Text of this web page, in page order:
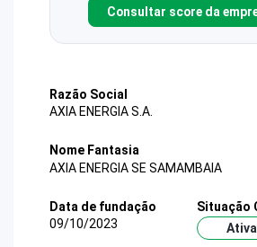
Consultar score da
Razão Social
AXIA ENERGIA S.A.
Nome Fantasia
AXIA ENERGIA SE SAMAMBAIA
Data de fundação
09/10/2023
Situação
Ativa